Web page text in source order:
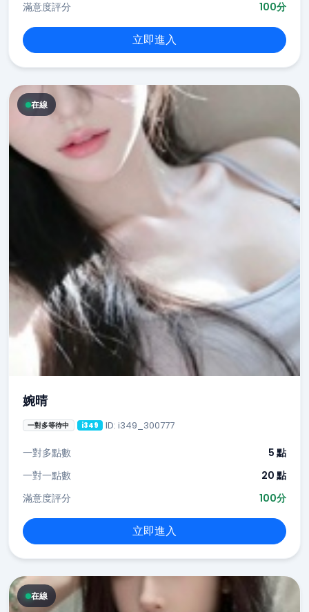
滿意度評分
100分
立即進入
在線
婉晴
一對多等待中 i349 ID: i349_300777
一對多點數
5 點
一對一點數
20 點
滿意度評分
100分
立即進入
在線